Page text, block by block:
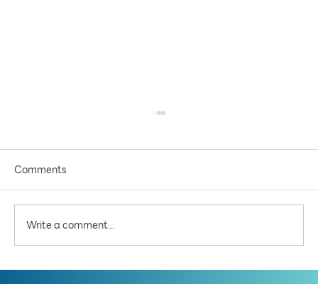
Comments
Write a comment...